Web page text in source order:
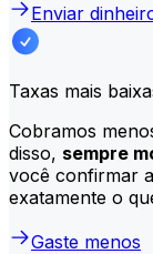
Enviar
Taxas mais
Cobramos
disso, sempre
você confirmar
exatamente o
Gaste menos